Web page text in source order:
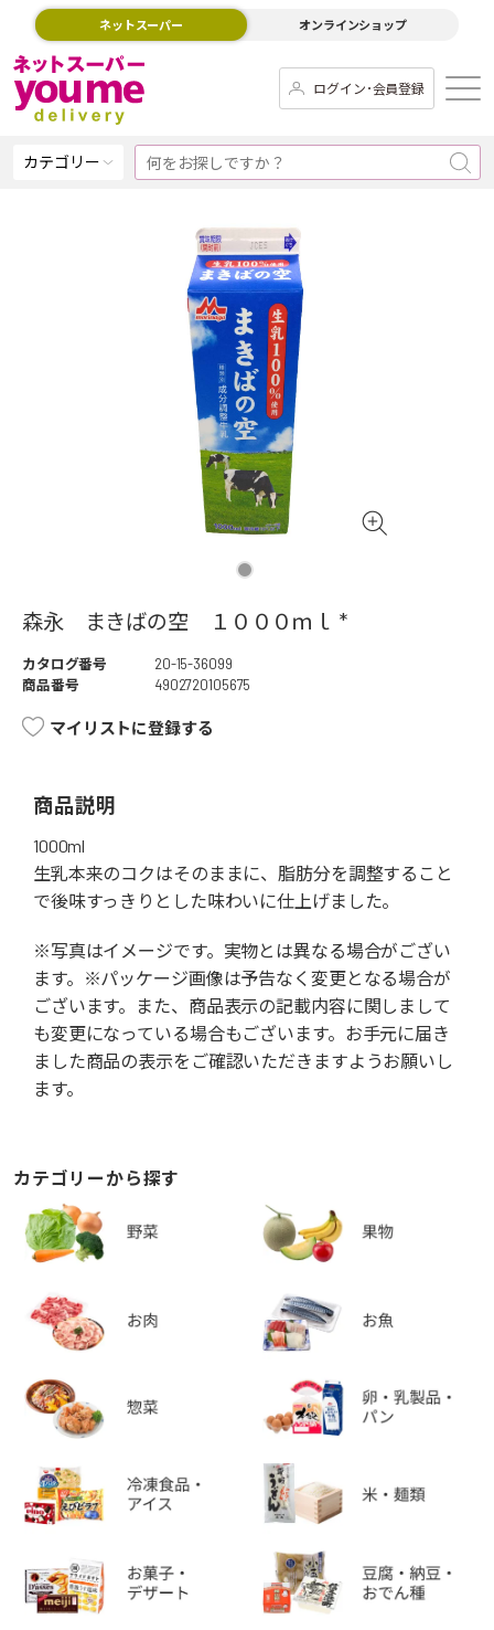
ネットスーパー オンラインショップ
ログイン･会員登録
カテゴリー
森永 まきばの空 １０００ｍｌ *
カタログ番号
20-15-36099
商品番号
4902720105675
マイリストに登録する
商品説明
1000ml
生乳本来のコクはそのままに、脂肪分を調整すること
で後味すっきりとした味わいに仕上げました。
※写真はイメージです。実物とは異なる場合がござい
ます。※パッケージ画像は予告なく変更となる場合が
ございます。また、商品表示の記載内容に関しまして
も変更になっている場合もございます。お手元に届き
ました商品の表示をご確認いただきますようお願いし
ます。
カテゴリーから探す